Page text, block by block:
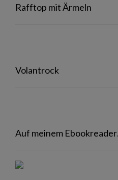
Rafftop mit Ärmeln
Volantrock
Auf meinem